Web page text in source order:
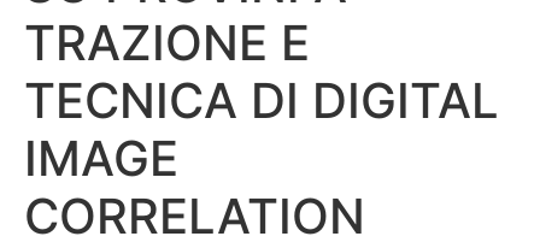
TRAZIONE E
TECNICA DI DIGITAL
IMAGE
CORRELATION